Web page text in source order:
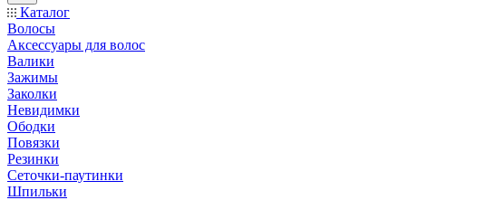
Каталог
Волосы
Аксессуары для волос
Валики
Зажимы
Заколки
Невидимки
Ободки
Повязки
Резинки
Сеточки-паутинки
Шпильки